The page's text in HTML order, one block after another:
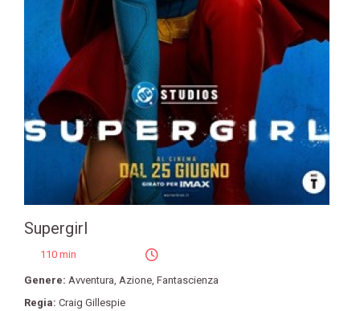
Supergirl
110 min
Genere: Avventura, Azione, Fantascienza
Regia: Craig Gillespie